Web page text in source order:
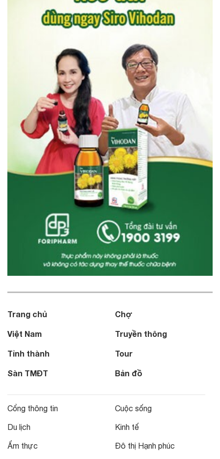
Trang chủ
Việt Nam
Tỉnh thành
Sàn TMĐT
Chợ
Truyền thông
Tour
Bản đồ
Cổng thông tin
Du lịch
Ẩm thực
Cuộc sống
Kinh tế
Đô thị Hạnh phúc